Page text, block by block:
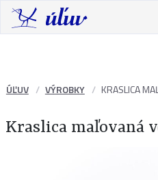
ÚĽUV VÝROBKY KRASLICA
Kraslica maľovaná